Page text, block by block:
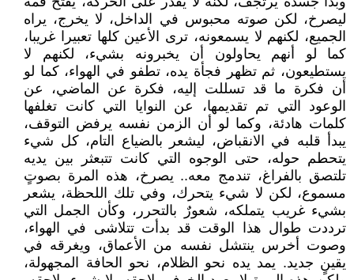
ليصرخ، لكن صوته محبوس في الداخل، لا يخرج، يراه
الجميع، لكنهم لا يسمعونه، ترى الأعين كلها تعبيرا غريبا،
كما لو أنهم يحاولون أن يخبرونه بشيء، لكنهم لا
يستطيعون، ثم تظهر فجأة يده، تطفو في الهواء، كما لو
أن فكرة ما قد تسللت إليه، فكرة عن الماضي، عن
الوعود التي تم تقديمها، عن النوايا التي كانت تغلفها
كلمات هادئة، وكما لو أن الزمن نفسه يرفض التوقف،
يبدأ قلبه في الانقباض، ليشعر بالضياع التام، كل شيء
يتحطم حوله، حتى الوجوه التي كانت تتبعثر بين يديه
تلتصق بالفراغ، تندمج معه.. يصرخ، هذه المرة بصوتٍ
مسموع، لكن لا شيء يتحرك، وفي تلك اللحظة، يشعر
بشيء غريب يتملكه، شعورٌ بالتحرر، وكأن الجمل التي
ترددت طوال هذا الوقت قد بدأت تتلاشى في الهواء،
وصوت أخرس ينتشل نفسه من الأعماق، ويغرقه في
يقينٍ جديد. يمد يده نحو الظلام، نحو الحافة المجهولة،